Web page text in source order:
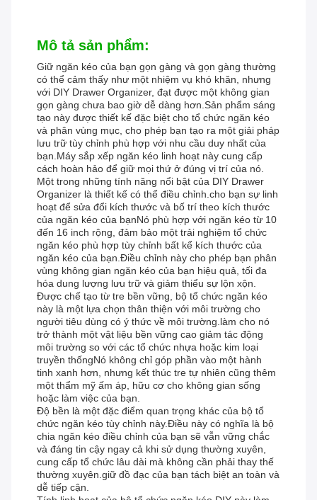
Mô tả sản phẩm:
Giữ ngăn kéo của bạn gọn gàng và gọn gàng thường
có thể cảm thấy như một nhiệm vụ khó khăn, nhưng
với DIY Drawer Organizer, đạt được một không gian
gọn gàng chưa bao giờ dễ dàng hơn.Sản phẩm sáng
tạo này được thiết kế đặc biệt cho tổ chức ngăn kéo
và phân vùng mục, cho phép bạn tạo ra một giải pháp
lưu trữ tùy chỉnh phù hợp với nhu cầu duy nhất của
bạn.Máy sắp xếp ngăn kéo linh hoạt này cung cấp
cách hoàn hảo để giữ mọi thứ ở đúng vị trí của nó.
Một trong những tính năng nổi bật của DIY Drawer
Organizer là thiết kế có thể điều chỉnh.cho bạn sự linh
hoạt để sửa đổi kích thước và bố trí theo kích thước
của ngăn kéo của bạnNó phù hợp với ngăn kéo từ 10
đến 16 inch rộng, đảm bảo một trải nghiệm tổ chức
ngăn kéo phù hợp tùy chỉnh bất kể kích thước của
ngăn kéo của bạn.Điều chỉnh này cho phép bạn phân
vùng không gian ngăn kéo của bạn hiệu quả, tối đa
hóa dung lượng lưu trữ và giảm thiểu sự lộn xộn.
Được chế tạo từ tre bền vững, bộ tổ chức ngăn kéo
này là một lựa chọn thân thiện với môi trường cho
người tiêu dùng có ý thức về môi trường.làm cho nó
trở thành một vật liệu bền vững cao giảm tác động
môi trường so với các tổ chức nhựa hoặc kim loại
truyền thốngNó không chỉ góp phần vào một hành
tinh xanh hơn, nhưng kết thúc tre tự nhiên cũng thêm
một thẩm mỹ ấm áp, hữu cơ cho không gian sống
hoặc làm việc của bạn.
Độ bền là một đặc điểm quan trọng khác của bộ tổ
chức ngăn kéo tùy chỉnh này.Điều này có nghĩa là bộ
chia ngăn kéo điều chỉnh của bạn sẽ vẫn vững chắc
và đáng tin cậy ngay cả khi sử dụng thường xuyên,
cung cấp tổ chức lâu dài mà không cần phải thay thế
thường xuyên.giữ đồ đạc của bạn tách biệt an toàn và
dễ tiếp cận.